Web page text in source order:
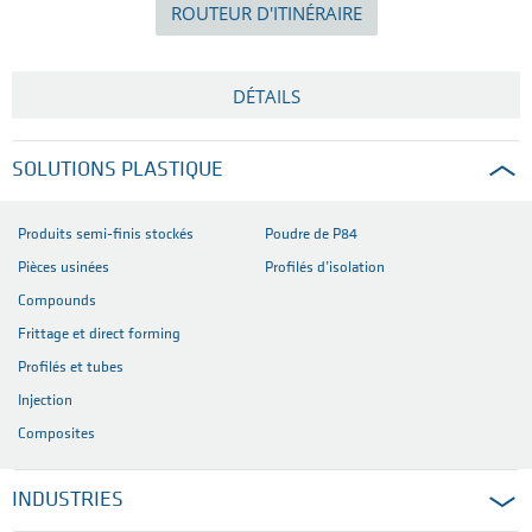
ROUTEUR D'ITINÉRAIRE
DÉTAILS
SOLUTIONS PLASTIQUE
Produits semi-finis stockés
Pièces usinées
Compounds
Frittage et direct forming
Profilés et tubes
Injection
Composites
Poudre de P84
Profilés d’isolation
INDUSTRIES